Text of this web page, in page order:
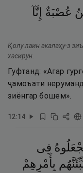
عُصْبَةٌ إِنَّآ
Қолу лаин акалаҳу-з
хасирун.
Гуфтанд: «Агар
ҷамоъати
зиёнгар бошем».
12:14
فِى
بِأَمْرِهِمْ